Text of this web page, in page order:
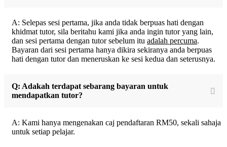
A: Selepas sesi pertama, jika anda tidak berpuas hati dengan
khidmat tutor, sila beritahu kami jika anda ingin tutor yang lain,
dan sesi pertama dengan tutor sebelum itu adalah percuma.
Bayaran dari sesi pertama hanya dikira sekiranya anda berpuas
hati dengan tutor dan meneruskan ke sesi kedua dan seterusnya.
Q: Adakah terdapat sebarang bayaran untuk
mendapatkan tutor?
A: Kami hanya mengenakan caj pendaftaran RM50, sekali sahaja
untuk setiap pelajar.